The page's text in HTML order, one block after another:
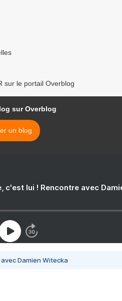
sur le portail Overblog
sur Overblog
un blog
c'est lui ! Rencontre avec
Damien Witecka